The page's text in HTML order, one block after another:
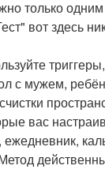
только
вот здесь
с мужем,
вас